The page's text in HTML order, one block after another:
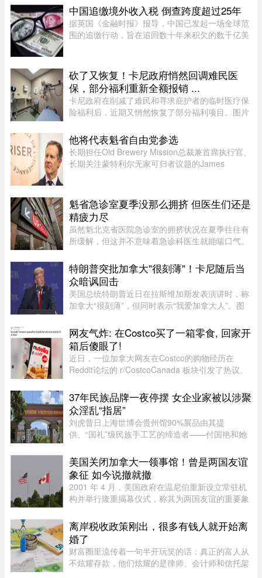
关。警方呼吁公众协助确认嫌犯身份。据描述，嫌
犯为一名黑人男性，身高在 ...
中国追缴境外收入税 倒查跨度超过25年
据英国《金融时报》报导，中国已发起一场全球范
围的追缴行动，旨在追回数十年来积欠的数千亿美
资本利得及投资的审查—— ...
砍了又恢复！卡尼政府悄然回调难民医
保，部分福利重新全额报销 ...
卡尼政府在削减了难民和寻求庇护者的临时医疗保
险福利后，近期又悄然恢复了部分福利项目。图片
预算承诺削减资金，调整了为已安置的难民和等待
获得省或地区医保的庇护申 ...
他将代表魁省自由党参选
长期担任Old Brewery Mission总裁兼首席执行官、
长期关注蒙特利尔无家可归者议题的James
Charles Milliard预计将于今天周四下午 ...
魁省急诊室夏季没那么拥挤 但医生们还是
精疲力尽
虽然魁北克省医院急诊室的拥挤状况在夏季往往有
所缓解，但这并不意味着急诊科医生就能喘口气。
Couture 医生指出，近年来急诊医生的工作负担不
断加重，我们再也无法沿用“ ...
特朗普突批加拿大"很刻薄"！卡尼随后当
众暗讽回击
美国总统特朗普近日在拉斯维加斯发表演讲时，称
加拿大“很刻薄”，但同时表示“我爱加拿大人”。图
Casino Resort Spa 发表演讲，宣传华盛顿的经济
议程。他在发言中谈到 ...
网友气炸: 在Costco买了一箱零食, 回家开
箱后傻眼了!
近日，一位加拿大网友在Costco的购物经历在
Reddit论坛的 r/CostcoCanada 板块引发了热议。
果回家一开箱，血压直接飙升——里面的零食居然
凭空消失了近三分之一！图片来 ...
37年民族品牌一夜停摆 女企业家被以涉聚
众淫乱“指居”
刘虎昔日上海世博会贵州馆90%展品由其提
供、“国礼”级民族手工艺的缔造者——付国艳和她
们曾以百年老店为目标而努力，37年来克服了非
典、经济危机、疫情等重重困难。 ...
美国关闭加拿大一领事馆！曾是两国友谊
象征 如今说撤就撤
2001 年 4 月，美国政府在温尼伯重新设立常驻机
构并举行隆重揭幕仪式，称其为两国友谊的重要象
曼省省长 Gary Doer 一同出席仪式。Giffin 表
示：“这不仅体现了美国政 ...
离岸税收政策刚出，很多有钱人就开始离
婚了
财富圈里流传着一句半开玩笑的话：真正的富人从
不炫耀存款，他们炫耀的是律师、会计师和信托架